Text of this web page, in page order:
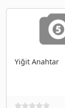
Yiğit Anahtar